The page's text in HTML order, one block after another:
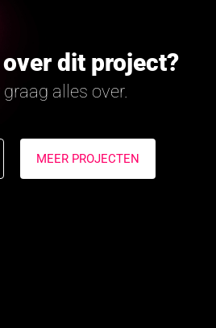
dit project?
alles over.
MEER PROJECTEN